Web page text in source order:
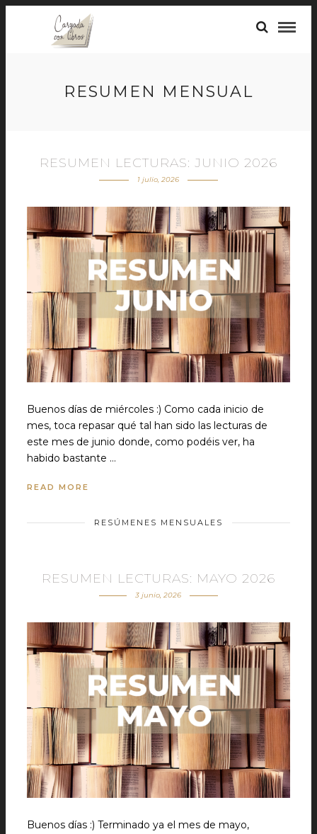
RESUMEN MENSUAL
RESUMEN LECTURAS: JUNIO 2026
1 julio, 2026
Buenos días de miércoles :) Como cada inicio de
mes, toca repasar qué tal han sido las lecturas de
este mes de junio donde, como podéis ver, ha
habido bastante …
READ MORE
RESÚMENES MENSUALES
RESUMEN LECTURAS: MAYO 2026
3 junio, 2026
Buenos días :) Terminado ya el mes de mayo,